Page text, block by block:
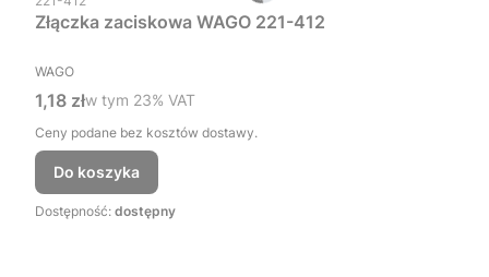
Złączka zaciskowa WAGO 221-412
PRODUCENT
WAGO
Cena brutto
1,18 złw tym %s VAT
w tym 23% VAT
Ceny podane bez kosztów dostawy.
Do koszyka
Dostępność: dostępny